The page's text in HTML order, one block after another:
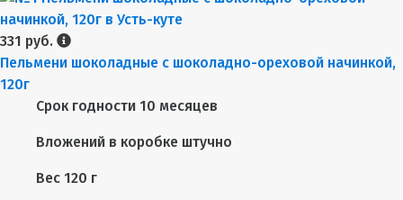
331 руб.
Пельмени шоколадные с шоколадно-ореховой начинкой,
120г
Срок годности 10 месяцев
Вложений в коробке штучно
Вес 120 г